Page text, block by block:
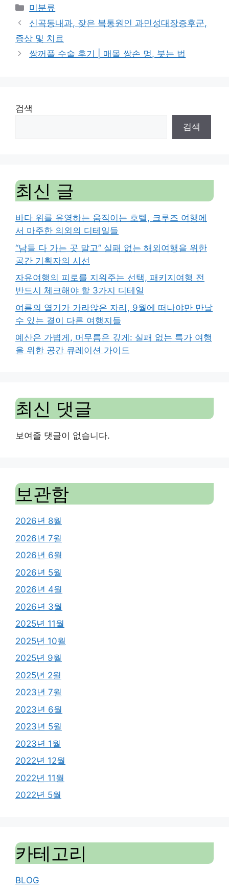
Categories
미분류
신곡동내과, 잦은 복통원인 과민성대장증후군,
증상 및 치료
쌍꺼풀 수술 후기 | 매몰 쌍손 멍, 붓는 법
검색
검색
최신 글
바다 위를 유영하는 움직이는 호텔, 크루즈 여행에
서 마주한 의외의 디테일들
“남들 다 가는 곳 말고” 실패 없는 해외여행을 위한
공간 기획자의 시선
자유여행의 피로를 지워주는 선택, 패키지여행 전
반드시 체크해야 할 3가지 디테일
여름의 열기가 가라앉은 자리, 9월에 떠나야만 만날
수 있는 결이 다른 여행지들
예산은 가볍게, 머무름은 깊게: 실패 없는 특가 여행
을 위한 공간 큐레이션 가이드
최신 댓글
보여줄 댓글이 없습니다.
보관함
2026년 8월
2026년 7월
2026년 6월
2026년 5월
2026년 4월
2026년 3월
2025년 11월
2025년 10월
2025년 9월
2025년 2월
2023년 7월
2023년 6월
2023년 5월
2023년 1월
2022년 12월
2022년 11월
2022년 5월
카테고리
BLOG